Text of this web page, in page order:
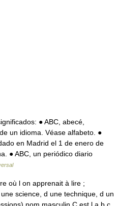
● ABC, abecé,
un idioma. Véase alfabeto. ●
en Madrid el 1 de enero de
● ABC, un periódico diario
où l on apprenait à lire ;
science, d une technique, d un